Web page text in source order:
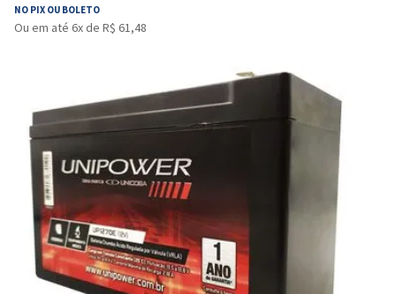
NO PIX OU BOLETO
Ou em até 6x de R$ 61,48